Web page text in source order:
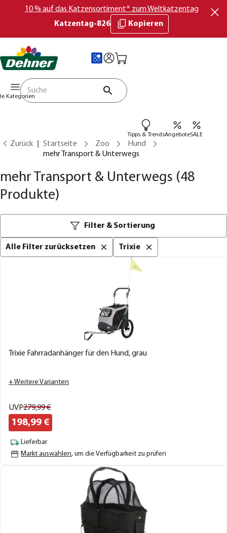
10 % auf das Katzensortiment* zum Weltkatzentag
Katzentag-826
Kopieren
Kategorien
Tipps & TrendsAngeboteSALE
Zurück Startseite Zoo
Hund
mehr Transport & Unterwegs
mehr Transport & Unterwegs (48
Produkte)
Filter & Sortierung
Alle Filter zurücksetzen Trixie
Trixie Fahrradanhänger für den Hund, grau
+ Weitere Varianten
UVP279,99€
198,99 €
Lieferbar
Markt auswählen, um die Verfügbarkeit zu prüfen